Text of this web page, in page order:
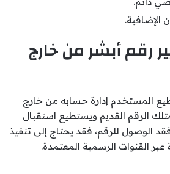
الإضافية.
رقم أبشر من خارج
المستخدم إدارة حسابه من خارج
الرقم القديم ويستطيع استقبال
فقد الوصول للرقم، فقد يحتاج إلى تنفيذ
القنوات الرسمية المعتمدة.